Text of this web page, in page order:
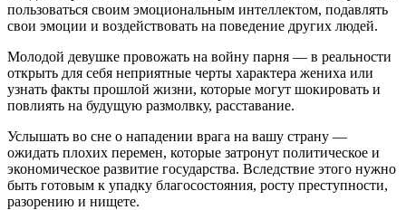
пользоваться своим эмоциональным интеллектом, подавлять
свои эмоции и воздействовать на поведение других людей.
Молодой девушке провожать на войну парня — в реальности
открыть для себя неприятные черты характера жениха или
узнать факты прошлой жизни, которые могут шокировать и
повлиять на будущую размолвку, расставание.
Услышать во сне о нападении врага на вашу страну —
ожидать плохих перемен, которые затронут политическое и
экономическое развитие государства. Вследствие этого нужно
быть готовым к упадку благосостояния, росту преступности,
разорению и нищете.